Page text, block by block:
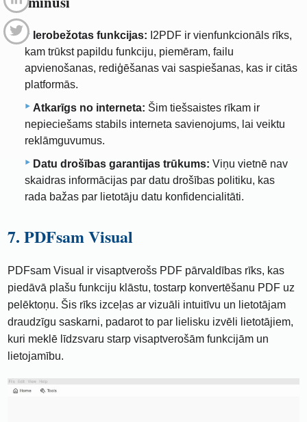
Ierobežotas funkcijas: I2PDF ir vienfunkcionāls rīks,
kam trūkst papildu funkciju, piemēram, failu
apvienošanas, rediģēšanas vai saspiešanas, kas ir citās
platformās.
Atkarīgs no interneta: Šim tiešsaistes rīkam ir
nepieciešams stabils interneta savienojums, lai veiktu
reklāmguvumus.
Datu drošības garantijas trūkums: Viņu vietnē nav
skaidras informācijas par datu drošības politiku, kas
rada bažas par lietotāju datu konfidencialitāti.
7. PDFsam Visual
PDFsam Visual ir visaptverošs PDF pārvaldības rīks, kas
piedāvā plašu funkciju klāstu, tostarp konvertēšanu PDF uz
pelēktoņu. Šis rīks izceļas ar vizuāli intuitīvu un lietotājam
draudzīgu saskarni, padarot to par lielisku izvēli lietotājiem,
kuri meklē līdzsvaru starp visaptverošām funkcijām un
lietojamību.